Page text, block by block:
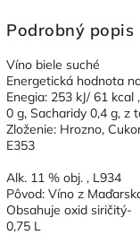
Podrobný popis
Víno biele suché
Energetická hodnota
Enegia: 253 kJ/ 61
0 g, Sacharidy 0,4 g, z
Zloženie: Hrozno,
E353
Alk. 11 % obj. , L934
Pôvod: Víno z
Obsahuje oxid siričitý-
0,75 L